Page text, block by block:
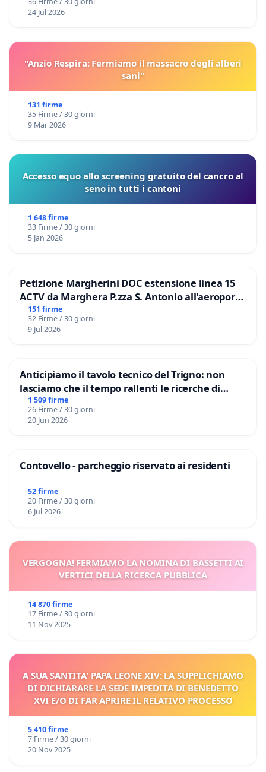
24 Jul 2026
"Anzio Respira: Fermiamo il massacro degli alberi
sani"
131 firme
35 Firme / 30 giorni
9 Mar 2026
Accesso equo allo screening gratuito del cancro al
seno in tutti i cantoni
1 648 firme
33 Firme / 30 giorni
5 Jan 2026
Petizione Margherini DOC estensione linea 15
ACTV da Marghera P.zza S. Antonio all'aeroporto
Marco Polo tariffa a € 1,50
151 firme
32 Firme / 30 giorni
9 Jul 2026
Anticipiamo il tavolo tecnico del Trigno: non
lasciamo che il tempo rallenti le ricerche di
Domenico Racanati
1 509 firme
26 Firme / 30 giorni
20 Jun 2026
Contovello - parcheggio riservato ai residenti
52 firme
20 Firme / 30 giorni
6 Jul 2026
VERGOGNA! FERMIAMO LA NOMINA DI BASSETTI AI
VERTICI DELLA RICERCA PUBBLICA
14 870 firme
17 Firme / 30 giorni
11 Nov 2025
A SUA SANTITA' PAPA LEONE XIV: LA SUPPLICHIAMO
DI DICHIARARE LA SEDE IMPEDITA DI BENEDETTO
XVI E/O DI FAR APRIRE IL RELATIVO PROCESSO
5 410 firme
7 Firme / 30 giorni
20 Nov 2025